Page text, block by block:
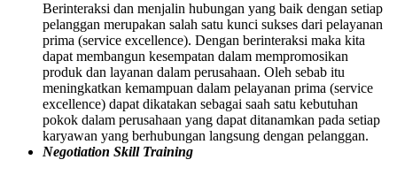
Berinteraksi dan menjalin hubungan yang baik dengan setiap
pelanggan merupakan salah satu kunci sukses dari pelayanan
prima (service excellence). Dengan berinteraksi maka kita
dapat membangun kesempatan dalam mempromosikan
produk dan layanan dalam perusahaan. Oleh sebab itu
meningkatkan kemampuan dalam pelayanan prima (service
excellence) dapat dikatakan sebagai saah satu kebutuhan
pokok dalam perusahaan yang dapat ditanamkan pada setiap
karyawan yang berhubungan langsung dengan pelanggan.
Negotiation Skill Training